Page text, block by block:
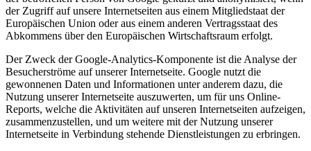
der Zugriff auf unsere Internetseiten aus einem Mitgliedstaat der
Europäischen Union oder aus einem anderen Vertragsstaat des
Abkommens über den Europäischen Wirtschaftsraum erfolgt.
Der Zweck der Google-Analytics-Komponente ist die Analyse der
Besucherströme auf unserer Internetseite. Google nutzt die
gewonnenen Daten und Informationen unter anderem dazu, die
Nutzung unserer Internetseite auszuwerten, um für uns Online-
Reports, welche die Aktivitäten auf unseren Internetseiten aufzeigen,
zusammenzustellen, und um weitere mit der Nutzung unserer
Internetseite in Verbindung stehende Dienstleistungen zu erbringen.